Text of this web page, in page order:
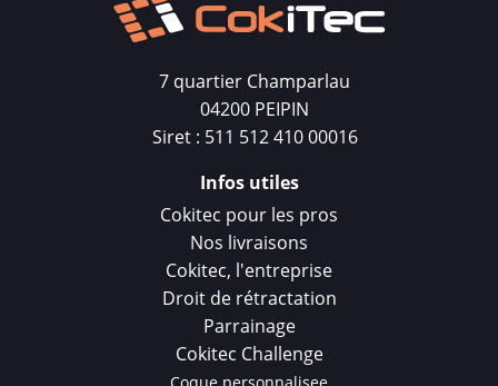
7 quartier Champarlau
04200 PEIPIN
Siret : 511 512 410 00016
Infos utiles
Cokitec pour les pros
Nos livraisons
Cokitec, l'entreprise
Droit de rétractation
Parrainage
Cokitec Challenge